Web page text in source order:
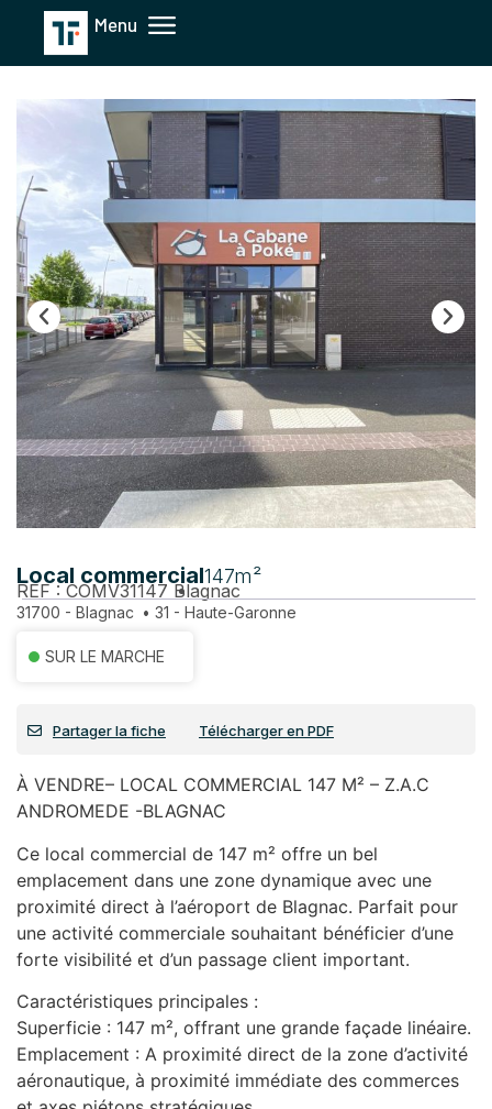
Local commercial147m²
REF : COMV31147 Blagnac
31700 - Blagnac • 31 - Haute-Garonne
SUR LE MARCHE
Télécharger en PDF
Partager la fiche
À VENDRE– LOCAL COMMERCIAL 147 M² – Z.A.C
ANDROMEDE -BLAGNAC
Ce local commercial de 147 m² offre un bel
emplacement dans une zone dynamique avec une
proximité direct à l’aéroport de Blagnac. Parfait pour
une activité commerciale souhaitant bénéficier d’une
forte visibilité et d’un passage client important.
Caractéristiques principales :
Superficie : 147 m², offrant une grande façade linéaire.
Emplacement : A proximité direct de la zone d’activité
aéronautique, à proximité immédiate des commerces